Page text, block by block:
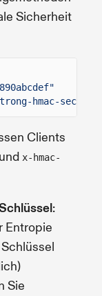
Sicherheit
hmac-secret-
Clients
und x-hmac-
:
Entropie
Sie